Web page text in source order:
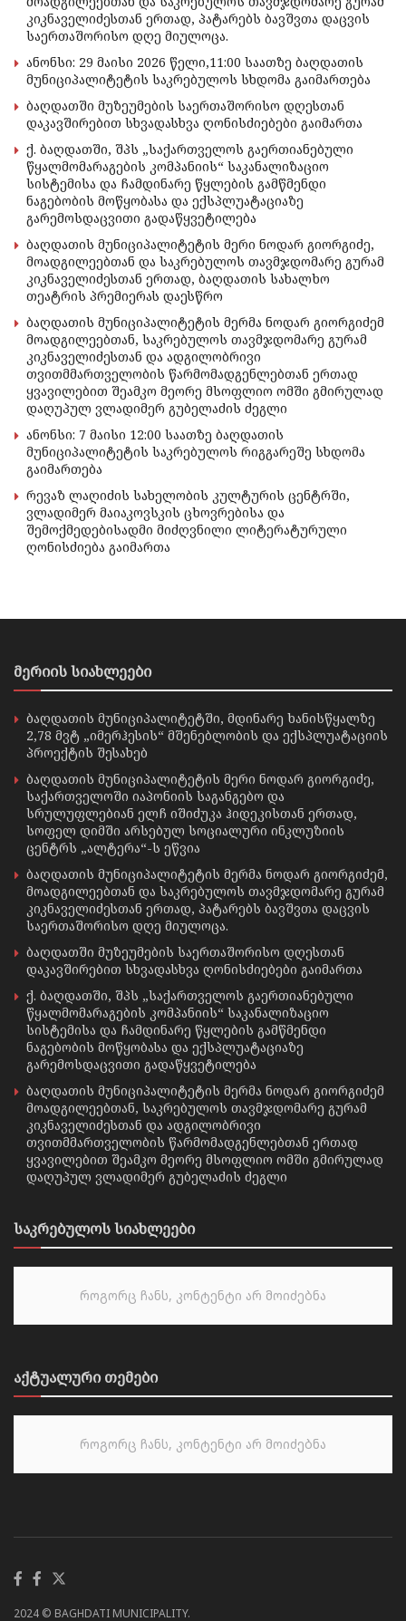
კიკნაველიძესთან ერთად, პატარებს ბავშვთა დაცვის
საერთაშორისო დღე მიულოცა.
ანონსი: 29 მაისი 2026 წელი,11:00 საათზე ბაღდათის
მუნიციპალიტეტის საკრებულოს სხდომა გაიმართება
ბაღდათში მუზეუმების საერთაშორისო დღესთან
დაკავშირებით სხვადასხვა ღონისძიებები გაიმართა
ქ. ბაღდათში, შპს „საქართველოს გაერთიანებული
წყალმომარაგების კომპანიის“ საკანალიზაციო
სისტემისა და ჩამდინარე წყლების გამწმენდი
ნაგებობის მოწყობასა და ექსპლუატაციაზე
გარემოსდაცვითი გადაწყვეტილება
ბაღდათის მუნიციპალიტეტის მერი ნოდარ გიორგიძე,
მოადგილეებთან და საკრებულოს თავმჯდომარე გურამ
კიკნაველიძესთან ერთად, ბაღდათის სახალხო
თეატრის პრემიერას დაესწრო
ბაღდათის მუნიციპალიტეტის მერმა ნოდარ გიორგიძემ
მოადგილეებთან, საკრებულოს თავმჯდომარე გურამ
კიკნაველიძესთან და ადგილობრივი
თვითმმართველობის წარმომადგენლებთან ერთად
ყვავილებით შეამკო მეორე მსოფლიო ომში გმირულად
დაღუპულ ვლადიმერ გუბელაძის ძეგლი
ანონსი: 7 მაისი 12:00 საათზე ბაღდათის
მუნიციპალიტეტის საკრებულოს რიგგარეშე სხდომა
გაიმართება
რევაზ ლაღიძის სახელობის კულტურის ცენტრში,
ვლადიმერ მაიაკოვსკის ცხოვრებისა და
შემოქმედებისადმი მიძღვნილი ლიტერატურული
ღონისძიება გაიმართა
მერიის სიახლეები
ბაღდათის მუნიციპალიტეტში, მდინარე ხანისწყალზე
2,78 მვტ „იმერჰესის“ მშენებლობის და ექსპლუატაციის
პროექტის შესახებ
ბაღდათის მუნიციპალიტეტის მერი ნოდარ გიორგიძე,
საქართველოში იაპონიის საგანგებო და
სრულუფლებიან ელჩ იშიძუკა ჰიდეკისთან ერთად,
სოფელ დიმში არსებულ სოციალური ინკლუზიის
ცენტრს „ალტერა“-ს ეწვია
ბაღდათის მუნიციპალიტეტის მერმა ნოდარ გიორგიძემ,
მოადგილეებთან და საკრებულოს თავმჯდომარე გურამ
კიკნაველიძესთან ერთად, პატარებს ბავშვთა დაცვის
საერთაშორისო დღე მიულოცა.
ბაღდათში მუზეუმების საერთაშორისო დღესთან
დაკავშირებით სხვადასხვა ღონისძიებები გაიმართა
ქ. ბაღდათში, შპს „საქართველოს გაერთიანებული
წყალმომარაგების კომპანიის“ საკანალიზაციო
სისტემისა და ჩამდინარე წყლების გამწმენდი
ნაგებობის მოწყობასა და ექსპლუატაციაზე
გარემოსდაცვითი გადაწყვეტილება
ბაღდათის მუნიციპალიტეტის მერმა ნოდარ გიორგიძემ
მოადგილეებთან, საკრებულოს თავმჯდომარე გურამ
კიკნაველიძესთან და ადგილობრივი
თვითმმართველობის წარმომადგენლებთან ერთად
ყვავილებით შეამკო მეორე მსოფლიო ომში გმირულად
დაღუპულ ვლადიმერ გუბელაძის ძეგლი
საკრებულოს სიახლეები
როგორც ჩანს, კონტენტი არ მოიძებნა
აქტუალური თემები
როგორც ჩანს, კონტენტი არ მოიძებნა
2024 © BAGHDATI MUNICIPALITY.